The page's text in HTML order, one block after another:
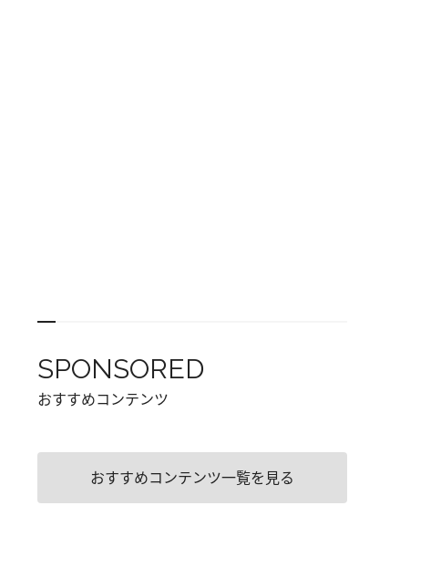
SPONSORED
おすすめコンテンツ
おすすめコンテンツ一覧を見る